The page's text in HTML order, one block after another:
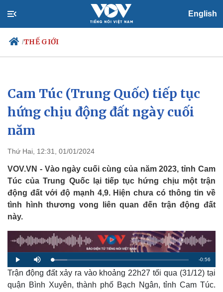
English
/THẾ GIỚI
Chính trị
Đảng
Tổ chức nhân sự
Quốc hội
Xã hội
Tin 24h
Dự báo thời tiết
Cam Túc (Trung Quốc) tiếp tục
hứng chịu động đất ngày cuối
năm
Thứ Hai, 12:31, 01/01/2024
VOV.VN - Vào ngày cuối cùng của năm 2023, tỉnh Cam
Túc của Trung Quốc lại tiếp tục hứng chịu một trận
động đất với độ mạnh 4,9. Hiện chưa có thông tin về
tình hình thương vong liên quan đến trận động đất
này.
P
l
a
y
M
u
t
e
L
o
a
d
d
R
e
-0:56
Trận động đất xảy ra vào khoảng 22h27 tối qua (31/12) tại
quận Bình Xuyên, thành phố Bạch Ngân, tỉnh Cam Túc.